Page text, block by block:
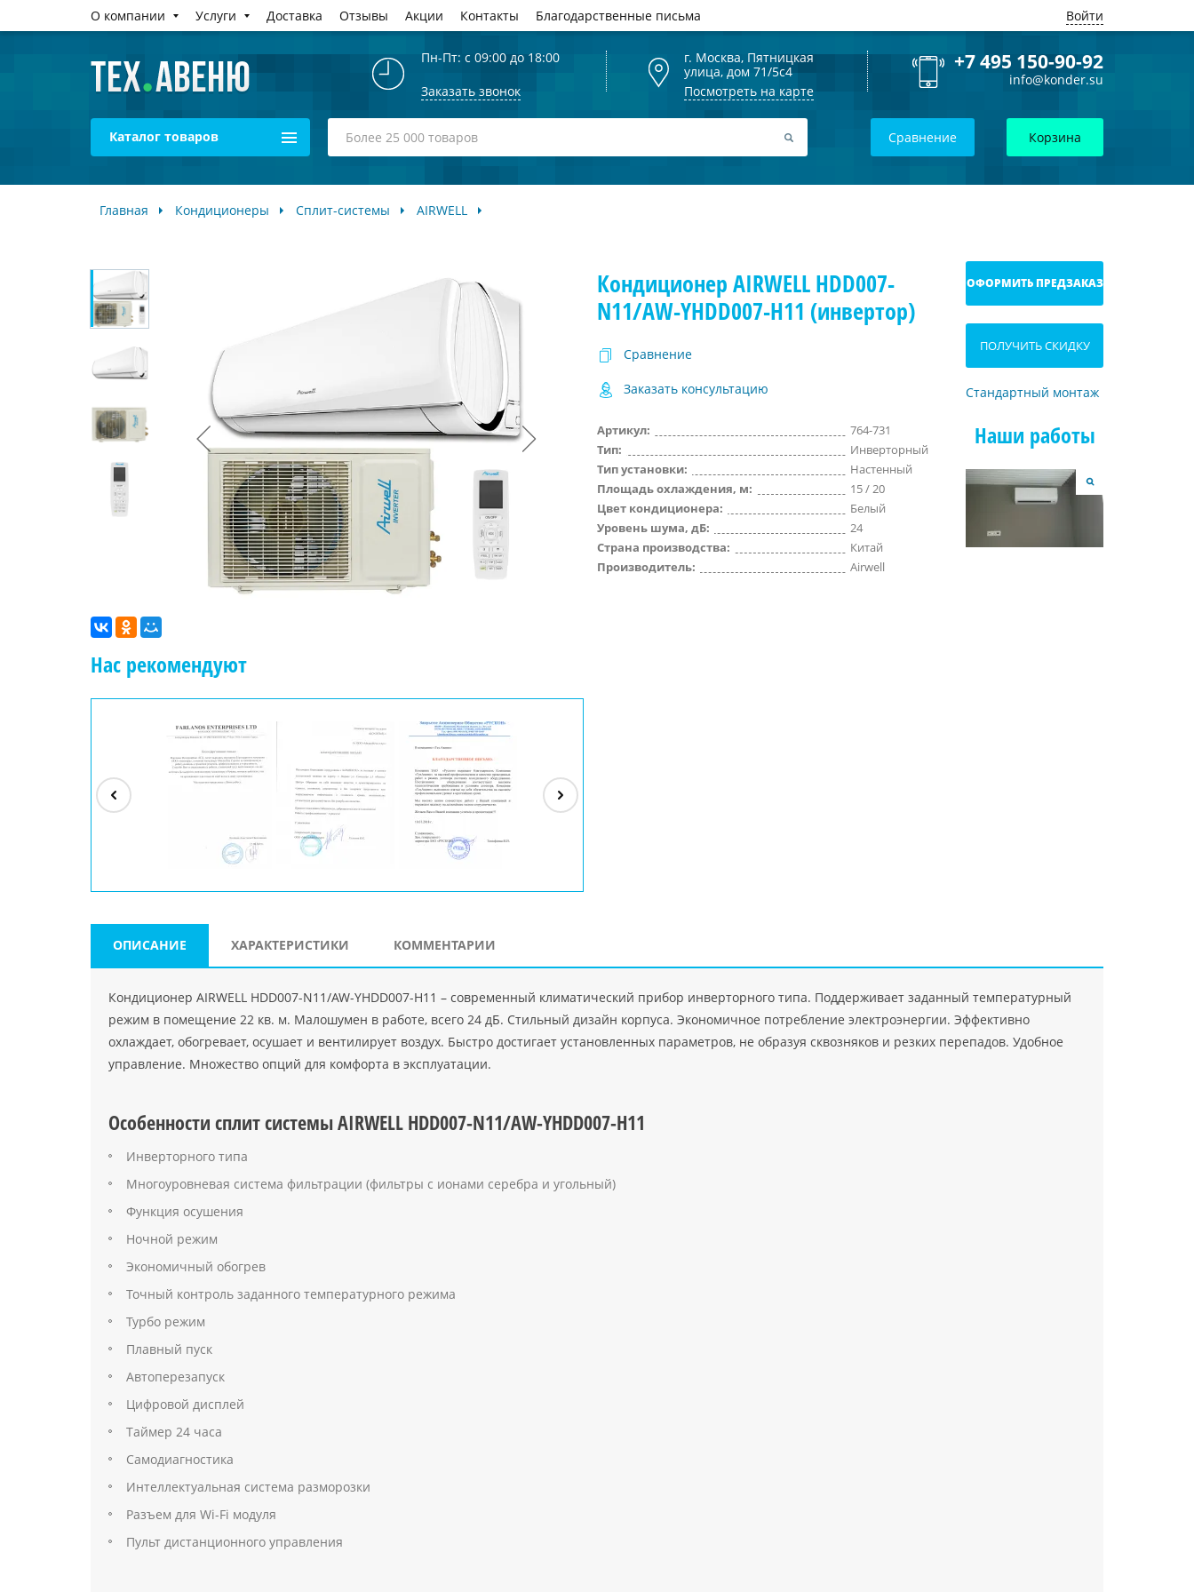
О компании Услуги Доставка Отзывы Акции Контакты Благодарственные письма Войти
Пн-Пт: с 09:00 до 18:00
Заказать звонок
г. Москва, Пятницкая
улица, дом 71/5с4
Посмотреть на карте
+7 495 150-90-92
info@konder.su
Каталог товаров Сравнение Корзина
Главная Кондиционеры Сплит-системы AIRWELL
Нас рекомендуют
">
Код PHP ">
"МидасМеталлАрт" PHP ">
Код PHP ">
Кондиционер AIRWELL HDD007-
N11/AW-YHDD007-H11 (инвертор)
Сравнение
Заказать консультацию
Артикул:
764-731
Тип:
Инверторный
Тип установки:
Настенный
Площадь охлаждения, м:
15 / 20
Цвет кондиционера:
Белый
Уровень шума, дБ:
24
Страна производства:
Китай
Производитель:
Airwell
ОФОРМИТЬ ПРЕДЗАКАЗ
ПОЛУЧИТЬ СКИДКУ
Стандартный монтаж
Наши работы
ОПИСАНИЕ ХАРАКТЕРИСТИКИ КОММЕНТАРИИ
Кондиционер AIRWELL HDD007-N11/AW-YHDD007-H11 – современный климатический прибор инверторного типа. Поддерживает заданный температурный
режим в помещение 22 кв. м. Малошумен в работе, всего 24 дБ. Стильный дизайн корпуса. Экономичное потребление электроэнергии. Эффективно
охлаждает, обогревает, осушает и вентилирует воздух. Быстро достигает установленных параметров, не образуя сквозняков и резких перепадов. Удобное
управление. Множество опций для комфорта в эксплуатации.
Особенности сплит системы AIRWELL HDD007-N11/AW-YHDD007-H11
Инверторного типа
Многоуровневая система фильтрации (фильтры с ионами серебра и угольный)
Функция осушения
Ночной режим
Экономичный обогрев
Точный контроль заданного температурного режима
Турбо режим
Плавный пуск
Автоперезапуск
Цифровой дисплей
Таймер 24 часа
Самодиагностика
Интеллектуальная система разморозки
Разъем для Wi-Fi модуля
Пульт дистанционного управления